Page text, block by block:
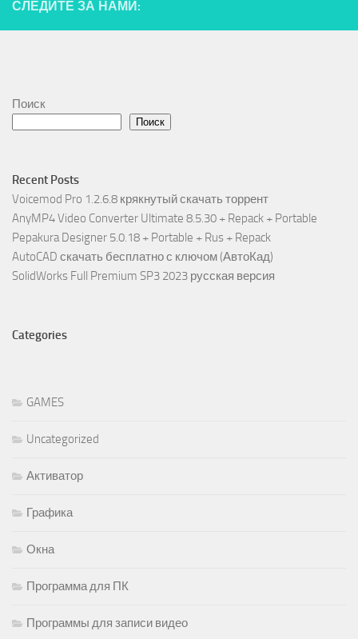
СЛЕДИТЕ ЗА НАМИ:
Поиск
Поиск
Recent Posts
Voicemod Pro 1.2.6.8 крякнутый скачать торрент
AnyMP4 Video Converter Ultimate 8.5.30 + Repack + Portable
Pepakura Designer 5.0.18 + Portable + Rus + Repack
AutoCAD скачать бесплатно с ключом (АвтоКад)
SolidWorks Full Premium SP3 2023 русская версия
Categories
GAMES
Uncategorized
Активатор
Графика
Окна
Программа для ПК
Программы для записи видео